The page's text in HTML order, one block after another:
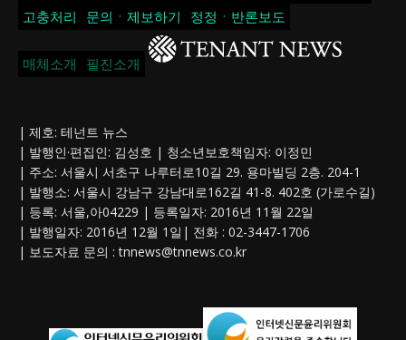
고충처리
문의ㆍ제보하기 정정ㆍ반론보도
매체소개 필진소개
| 제호: 테넌트 뉴스
| 발행인·편집인: 김성호 | 청소년보호책임자: 이정민
| 주소: 서울시 서초구 나루터로10길 29. 용마빌딩 2층. 204-1
| 발행소: 서울시 강남구 강남대로162길 41-8. 402호 (가로수길)
| 등록: 서울,아04229 | 등록일자: 2016년 11월 22일
| 발행일자: 2016년 12월 1일| 전화 : 02-3447-1706
| 보도자료 문의 :tnnews@tnnews.co.kr